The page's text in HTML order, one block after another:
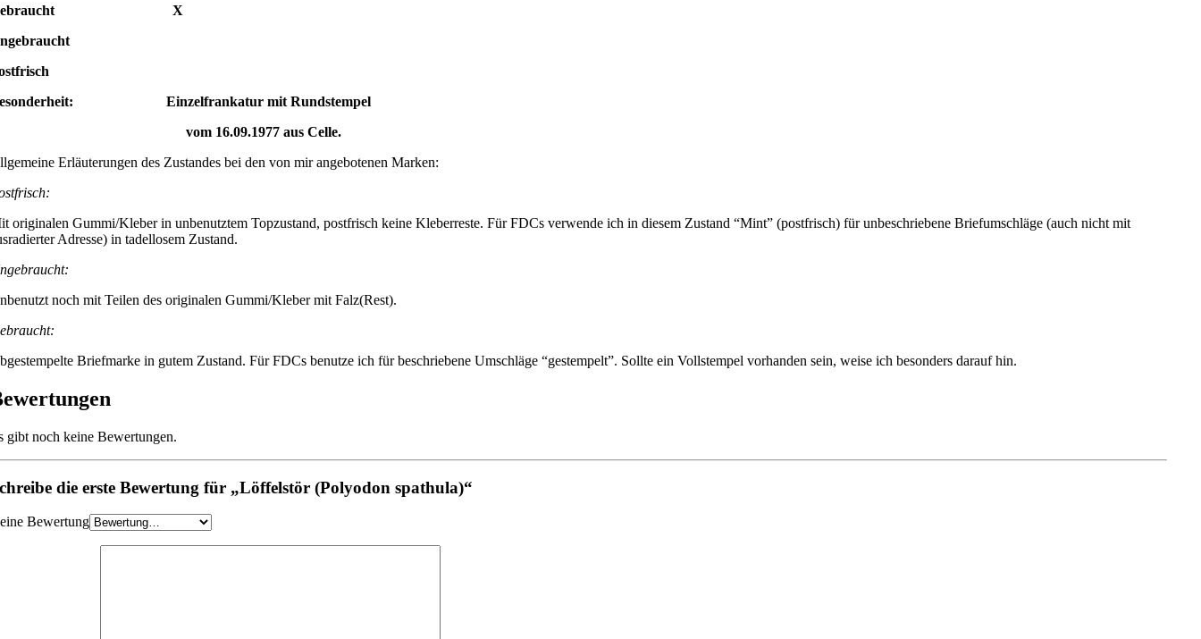
X
Einzelfrankatur mit Rundstempel
16.09.1977 aus Celle.
Erläuterungen des Zustandes bei den von mir angebotenen Marken:
originalen Gummi/Kleber in unbenutztem Topzustand, postfrisch keine Kleberreste. Für FDCs verwende ich in diesem Zustand “Mint” (postfrisch) für unbeschriebene Briefumschläge (auch nicht mit
Adresse) in tadellosem Zustand.
noch mit Teilen des originalen Gummi/Kleber mit Falz(Rest).
Briefmarke in gutem Zustand. Für FDCs benutze ich für beschriebene Umschläge “gestempelt”. Sollte ein Vollstempel vorhanden sein, weise ich besonders darauf hin.
gibt noch keine Bewertungen.
die erste Bewertung für „Löffelstör (Polyodon spathula)“
Bewertung